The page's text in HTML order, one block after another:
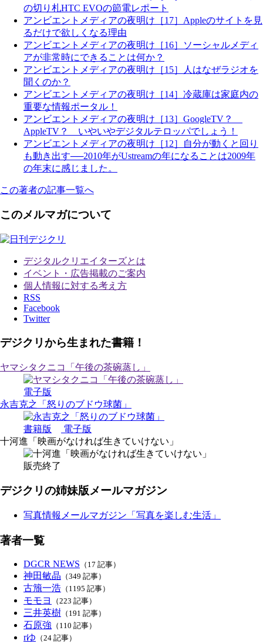
の切り札HTC EVOの節電レポート
アンビエントメディアの夜明け［17］Appleのサイトを見
るだけで欲しくなる理由
アンビエントメディアの夜明け［16］ソーシャルメディ
アが非常時にできることは何か？
アンビエントメディアの夜明け［15］人はなぜラジオを
聞くのか？
アンビエントメディアの夜明け［14］冷蔵庫は家庭内の
重要な情報ポータル！
アンビエントメディアの夜明け［13］GoogleTV？
AppleTV？ いやいやデジタルテロッパでしょう！
アンビエントメディアの夜明け［12］自分が動くと回り
も動き出す──2010年がUstreamの年になることは2009年
の年末に感じました。
この著者の記事一覧へ
このメルマガについて
デジタルクリエイターズとは
イベント・広告掲載のご案内
個人情報に対する考え方
RSS
Facebook
Twitter
デジクリから生まれた書籍！
ヤマシタクニコ「午後の茶碗蒸し」
電子版
永吉克之「怒りのブドウ球菌」
書籍版
電子版
十河進「映画がなければ生きていけない」
販売終了
デジクリの姉妹版メールマガジン
写真情報メールマガジン「写真を楽しむ生活」
著者一覧
DGCR NEWS （17 記事）
神田敏晶 （349 記事）
古籏一浩 （1195 記事）
モモヨ （223 記事）
三井英樹 （191 記事）
石原強 （110 記事）
rゆ （24 記事）